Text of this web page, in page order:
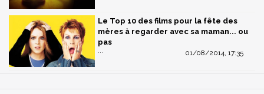
Le Top 10 des films pour la fête des
mères à regarder avec sa maman... ou
pas
01/08/2014, 17:35
...